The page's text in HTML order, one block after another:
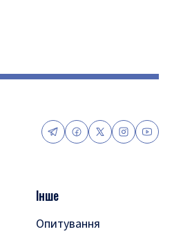
Інше
Опитування